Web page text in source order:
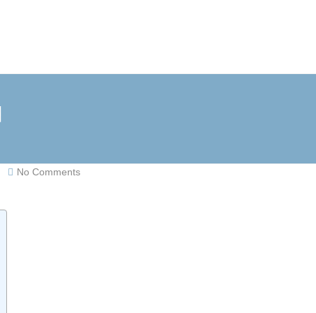
No Comments